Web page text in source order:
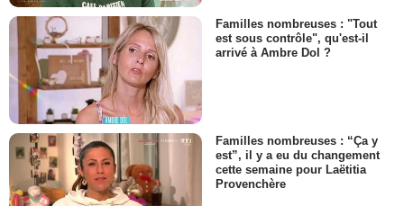
Familles nombreuses : "Tout
est sous contrôle", qu'est-il
arrivé à Ambre Dol ?
Familles nombreuses : “Ça y
est”, il y a eu du changement
cette semaine pour Laëtitia
Provenchère